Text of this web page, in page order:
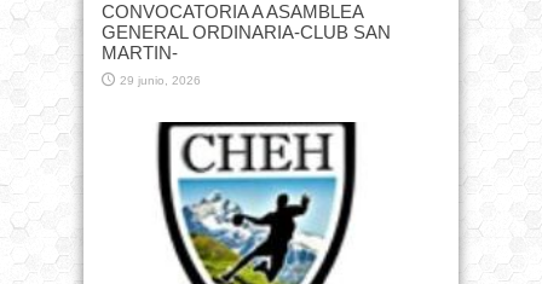
CONVOCATORIA A ASAMBLEA
GENERAL ORDINARIA-CLUB SAN
MARTIN-
29 junio, 2026